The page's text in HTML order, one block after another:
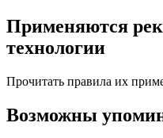
Применяются
технологии
Прочитать правила их
Возможны